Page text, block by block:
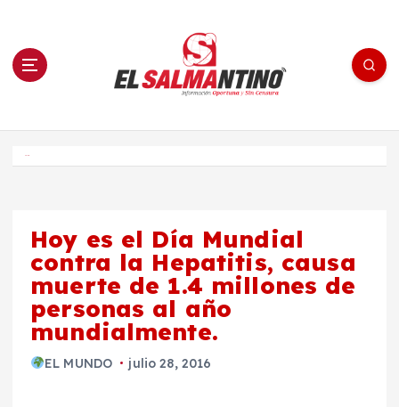
n El Salmantino - medios/noticias/editorial
Hoy es el Día Mundial
contra la Hepatitis, causa
muerte de 1.4 millones de
personas al año
mundialmente.
EL MUNDO julio 28, 2016